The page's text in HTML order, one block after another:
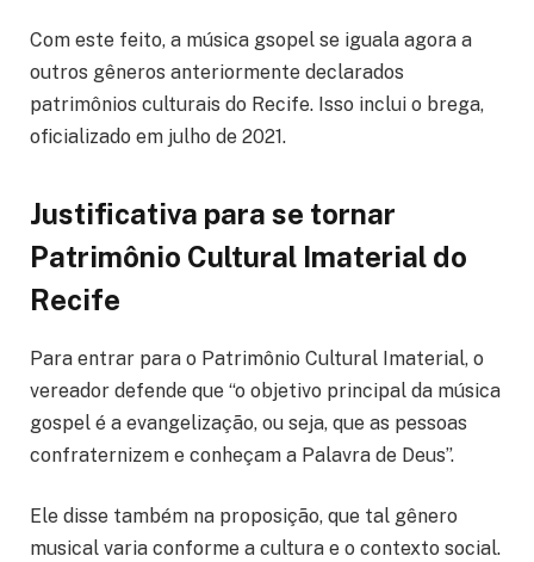
Com este feito, a música gsopel se iguala agora a
outros gêneros anteriormente declarados
patrimônios culturais do Recife. Isso inclui o brega,
oficializado em julho de 2021.
Justificativa para se tornar
Patrimônio Cultural Imaterial do
Recife
Para entrar para o Patrimônio Cultural Imaterial, o
vereador defende que “o objetivo principal da música
gospel é a evangelização, ou seja, que as pessoas
confraternizem e conheçam a Palavra de Deus”.
Ele disse também na proposição, que tal gênero
musical varia conforme a cultura e o contexto social.